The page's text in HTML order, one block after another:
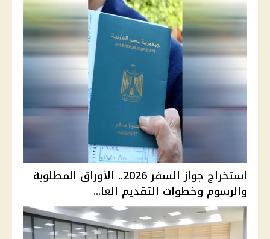
استخراج جواز السفر 2026.. الأوراق المطلوبة
والرسوم وخطوات التقديم العا...